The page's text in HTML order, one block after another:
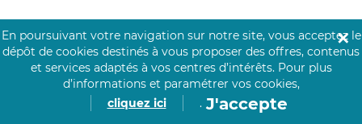
Protection des Données
En poursuivant votre navigation sur notre site, vous acceptez le
dépôt de cookies destinés à vous proposer des offres, contenus
et services adaptés à vos centres d’intérêts. Pour plus
d’informations et paramétrer vos cookies,
cliquez ici
. J'accepte
✕